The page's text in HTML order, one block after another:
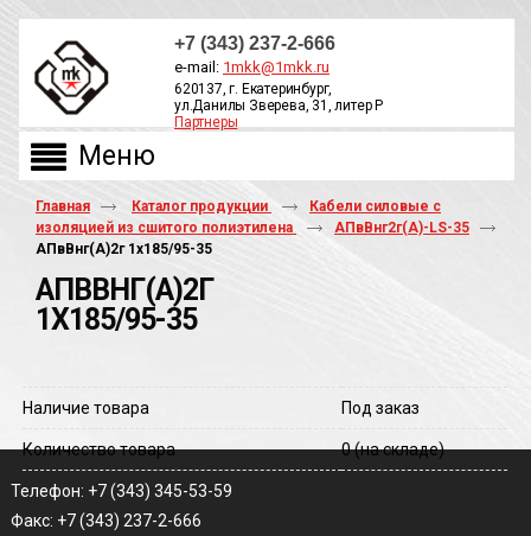
+7 (343) 237-2-666
e-mail: 1mkk@1mkk.ru
620137, г. Екатеринбург,
ул.Данилы Зверева, 31, литер Р
Партнеры
Главная Каталог продукции
Кабели силовые с
изоляцией из сшитого полиэтилена
АПвВнг2г(А)-LS-35
АПвВнг(A)2г 1х185/95-35
АПВВНГ(A)2Г
1Х185/95-35
Наличие товара Под заказ
Количество товара 0(на складе)
Телефон: +7 (343) 345-53-59
Факс: +7 (343) 237-2-666